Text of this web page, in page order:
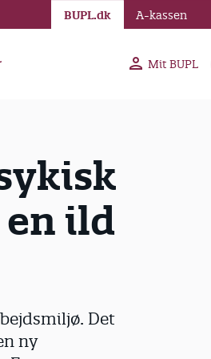
Mit BUPL
BUPL.dk A-kassen
ild
Det
ny